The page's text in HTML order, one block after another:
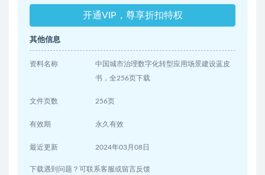
开通VIP，尊享折扣特权
其他信息
资料名称
中国城市治理数字化转型应用场景建设蓝皮
书，全256页下载
文件页数 256页
有效期 永久有效
最近更新 2024年03月08日
下载遇到问题？可联系客服或留言反馈